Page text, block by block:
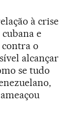
à crise
e
contra o
alcançar
se tudo